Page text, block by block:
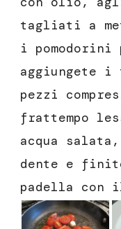
tagliati a
i pomodorini
aggiungete
pezzi
frattempo
acqua
dente e
padella con